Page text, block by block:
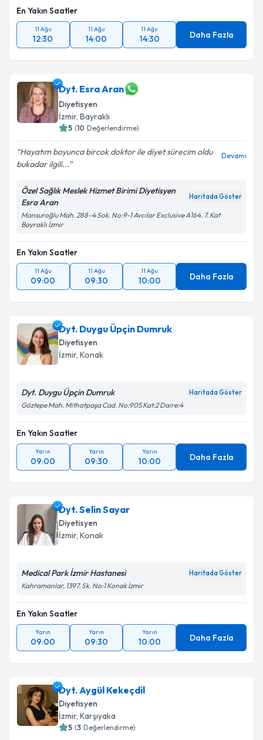
En Yakın Saatler
11 Ağu
12:30
11 Ağu
14:00
11 Ağu
14:30 Daha Fazla
Dyt. Esra Aran
Diyetisyen
İzmir, Bayraklı
5 (10 Değerlendirme)
Hayatım boyunca bircok doktor ile diyet sürecim oldu
bukadar ilgili...
Devamı
Özel Sağlık Meslek Hizmet Birimi Diyetisyen
Esra Aran
Haritada Göster
Mansuroğlu Mah. 288-4 Sok. No:9-1 Avcılar Exclusive A164. 7. Kat
Bayraklı İzmir
En Yakın Saatler
11 Ağu
09:00
11 Ağu
09:30
11 Ağu
10:00 Daha Fazla
Dyt. Duygu Üpçin Dumruk
Diyetisyen
İzmir, Konak
Dyt. Duygu Üpçin Dumruk Haritada Göster
Göztepe Mah. Mithatpaşa Cad. No:905 Kat:2 Daire:4
En Yakın Saatler
Yarın
09:00
Yarın
09:30
Yarın
10:00 Daha Fazla
Dyt. Selin Sayar
Diyetisyen
İzmir, Konak
Medical Park İzmir Hastanesi Haritada Göster
Kahramanlar, 1397. Sk. No:1 Konak İzmir
En Yakın Saatler
Yarın
09:00
Yarın
09:30
Yarın
10:00 Daha Fazla
Dyt. Aygül Kekeçdil
Diyetisyen
İzmir, Karşıyaka
5 (3 Değerlendirme)